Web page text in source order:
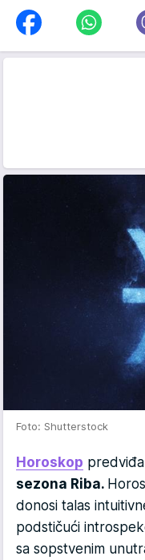
Foto: Shutterstock
Horoskop
sezona Riba.
donosi talas
podstičući
sa sopstvenim